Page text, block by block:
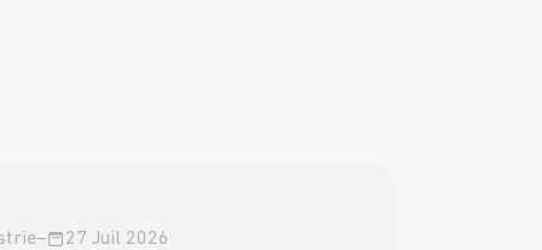
– 27 Juil 2026